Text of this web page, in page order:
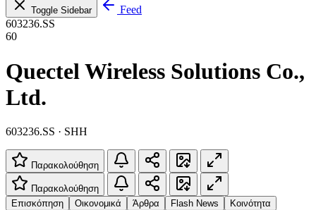
Toggle Sidebar
Feed
603236.SS
60
Quectel Wireless Solutions Co.,
Ltd.
603236.SS · SHH
Παρακολούθηση
Παρακολούθηση
Επισκόπηση
Οικονομικά Άρθρα Flash News Κοινότητα